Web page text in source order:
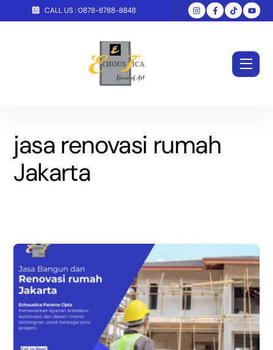
CALL US : 0878-8788-8848
jasa renovasi rumah
Jakarta